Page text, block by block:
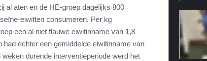
al aten en de HE-groep dagelijks 800
eiwitten consumeren. Per kg
een al niet flauwe eiwitinname van 1,8
echter een gemiddelde eiwitinname van
durende interventieperiode werd het